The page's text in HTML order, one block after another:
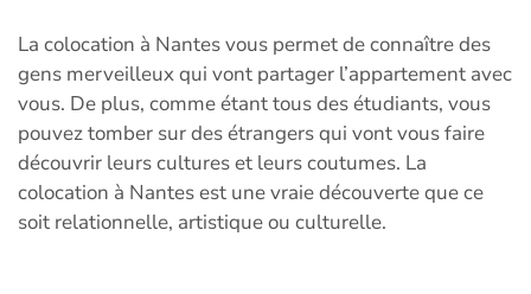
La colocation à Nantes vous permet de connaître des
gens merveilleux qui vont partager l’appartement avec
vous. De plus, comme étant tous des étudiants, vous
pouvez tomber sur des étrangers qui vont vous faire
découvrir leurs cultures et leurs coutumes. La
colocation à Nantes est une vraie découverte que ce
soit relationnelle, artistique ou culturelle.